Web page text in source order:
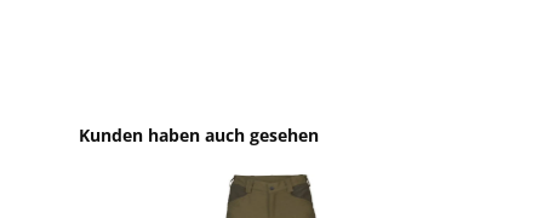
Produktgalerie überspringen
Kunden haben auch gesehen